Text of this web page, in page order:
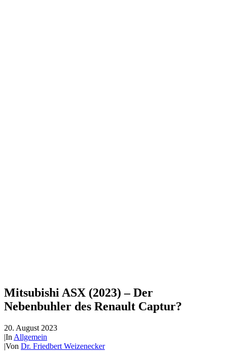
Mitsubishi ASX (2023) – Der
Nebenbuhler des Renault Captur?
20. August 2023
|In Allgemein
|Von Dr. Friedbert Weizenecker